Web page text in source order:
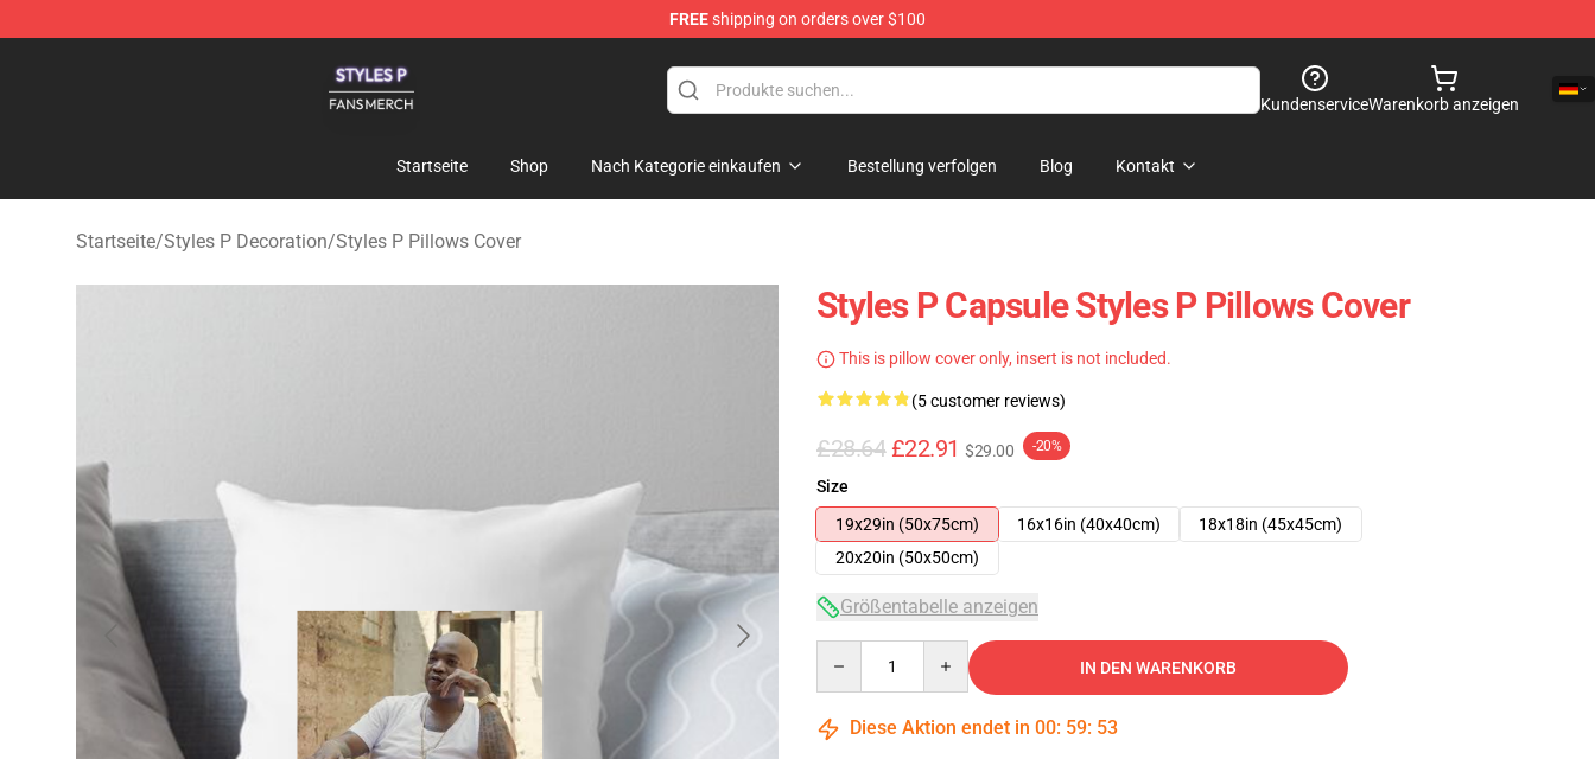
FREEshipping on orders over $100
KundenserviceWarenkorb anzeigen
Startseite Shop Nach Kategorie einkaufen Bestellung verfolgen Blog Kontakt
Startseite/Styles P Decoration/Styles P Pillows Cover
Styles P Capsule Styles P Pillows Cover
This is pillow cover only, insert is not included.
(5 customer reviews)
£28.64 £22.91 $29.00 -20%
Size
19x29in (50x75cm)
16x16in (40x40cm)
18x18in (45x45cm)
20x20in (50x50cm)
Größentabelle anzeigen
IN DEN WARENKORB
Diese Aktion endet in 00: 59: 52